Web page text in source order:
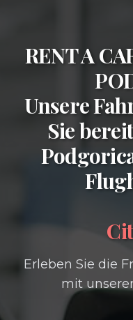
RENT A
Unsere
Sie
Erleben Sie die
mit